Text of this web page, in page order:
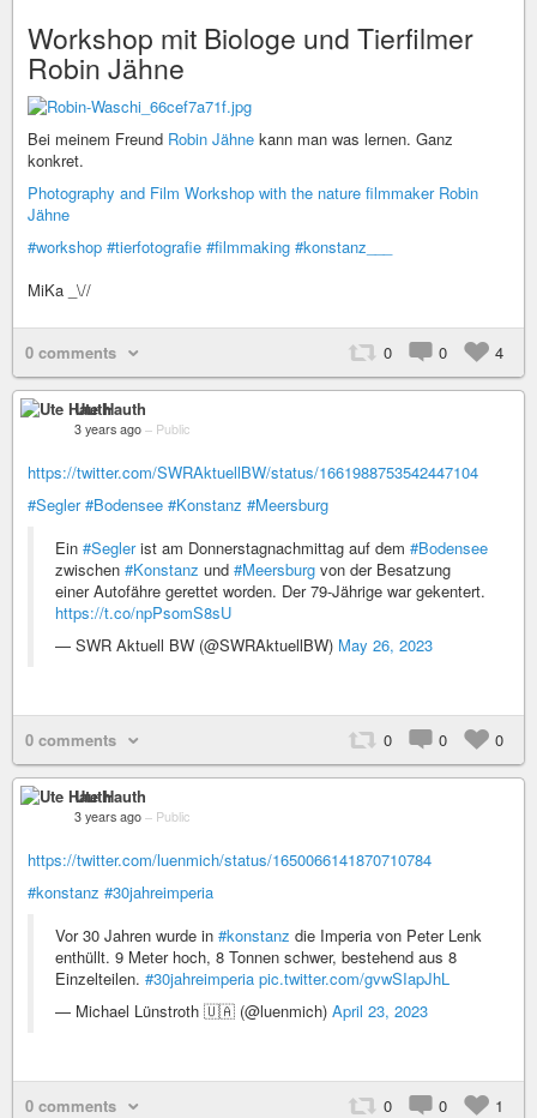
Workshop mit Biologe und Tierfilmer
Robin Jähne
Bei meinem Freund Robin Jähne kann man was lernen. Ganz
konkret.
Photography and Film Workshop with the nature filmmaker Robin
Jähne
#workshop #tierfotografie #filmmaking #konstanz___
MiKa _\//
0 comments 0 0 4
Ute Hauth
3 years ago – Public
https://twitter.com/SWRAktuellBW/status/1661988753542447104
#Segler #Bodensee #Konstanz #Meersburg
Ein #Seglerist am Donnerstagnachmittag auf dem #Bodensee
zwischen #Konstanz und #Meersburg von der Besatzung
einer Autofähre gerettet worden. Der 79-Jährige war gekentert.
https://t.co/npPsomS8sU
— SWR Aktuell BW (@SWRAktuellBW) May 26, 2023
0 comments 0 0 0
Ute Hauth
3 years ago – Public
https://twitter.com/luenmich/status/1650066141870710784
#konstanz #30jahreimperia
Vor 30 Jahren wurde in #konstanz die Imperia von Peter Lenk
enthüllt. 9 Meter hoch, 8 Tonnen schwer, bestehend aus 8
Einzelteilen. #30jahreimperia pic.twitter.com/gvwSIapJhL
— Michael Lünstroth 🇺🇦 (@luenmich) April 23, 2023
0 comments 0 0 1